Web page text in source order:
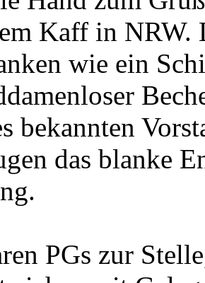
Kaff in NRW.
wie ein
bekannten
das blanke
PGs zur